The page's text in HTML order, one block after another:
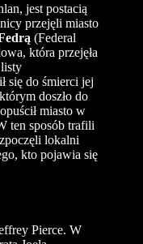
jest postacią
przejęli miasto
(Federal
która przejęła
się do śmierci jej
doszło do
miasto w
ten sposób trafili
lokalni
kto pojawia się
Pierce. W